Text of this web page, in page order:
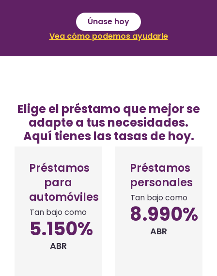
Únase hoy
Vea cómo podemos ayudarle
Elige el préstamo que mejor se
adapte a tus necesidades.
Aquí tienes las tasas de hoy.
Préstamos
para
automóviles
Tan bajo como
5.150%
ABR
Préstamos
personales
Tan bajo como
8.990%
ABR